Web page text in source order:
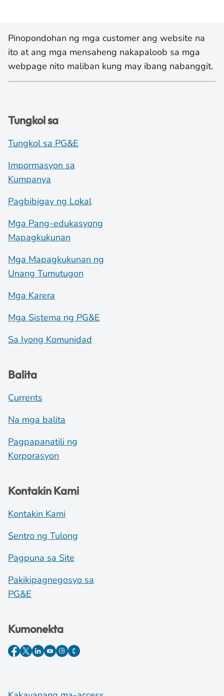
Pinopondohan ng mga customer ang website na
ito at ang mga mensaheng nakapaloob sa mga
webpage nito maliban kung may ibang nabanggit.
Tungkol sa
Tungkol sa PG&E
Impormasyon sa
Kumpanya
Pagbibigay ng Lokal
Mga Pang-edukasyong
Mapagkukunan
Mga Mapagkukunan ng
Unang Tumutugon
Mga Karera
Mga Sistema ng PG&E
Sa Iyong Komunidad
Balita
Currents
Na mga balita
Pagpapanatili ng
Korporasyon
Kontakin Kami
Kontakin Kami
Sentro ng Tulong
Pagpuna sa Site
Pakikipagnegosyo sa
PG&E
Kumonekta